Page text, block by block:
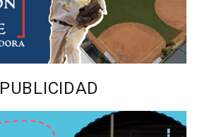
PUBLICIDAD